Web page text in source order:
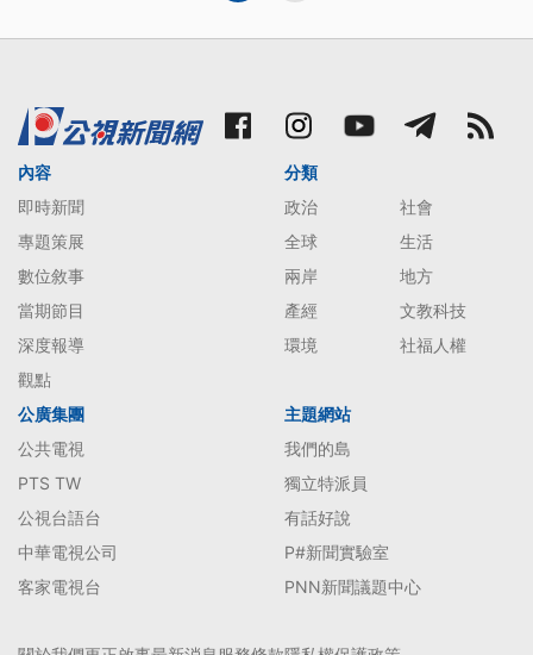
內容
即時新聞
專題策展
數位敘事
當期節目
深度報導
觀點
分類
政治
社會
全球
生活
兩岸
地方
產經
文教科技
環境
社福人權
公廣集團
公共電視
PTS TW
公視台語台
中華電視公司
客家電視台
主題網站
我們的島
獨立特派員
有話好說
P#新聞實驗室
PNN新聞議題中心